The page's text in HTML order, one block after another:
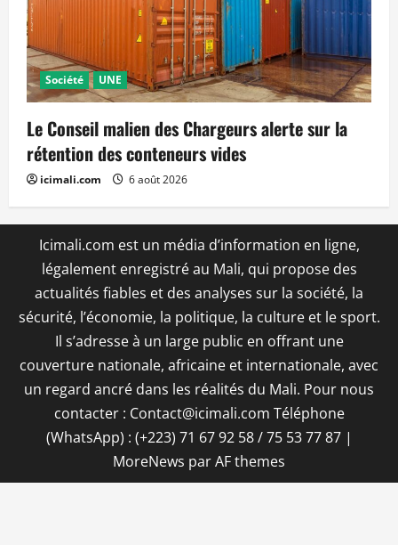
Société UNE
Le Conseil malien des Chargeurs alerte sur la
rétention des conteneurs vides
icimali.com 6 août 2026
Icimali.com est un média d’information en ligne,
légalement enregistré au Mali, qui propose des
actualités fiables et des analyses sur la société, la
sécurité, l’économie, la politique, la culture et le sport.
Il s’adresse à un large public en offrant une
couverture nationale, africaine et internationale, avec
un regard ancré dans les réalités du Mali. Pour nous
contacter : Contact@icimali.com Téléphone
(WhatsApp) : (+223) 71 67 92 58 / 75 53 77 87 |
MoreNews par AF themes